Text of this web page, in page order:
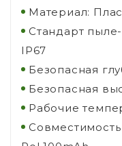
Материал:
Стандарт
IP67
Безопасная
Безопасная
Рабочие